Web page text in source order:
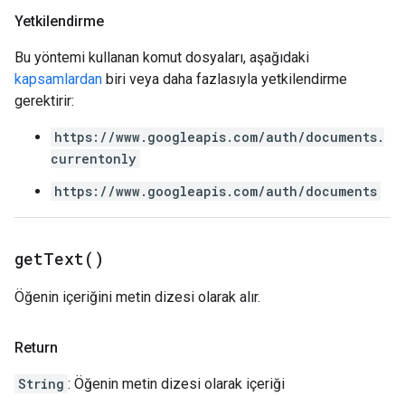
Yetkilendirme
Bu yöntemi kullanan komut dosyaları, aşağıdaki
kapsamlardan biri veya daha fazlasıyla yetkilendirme
gerektirir:
https://www.googleapis.com/auth/documents.
currentonly
https://www.googleapis.com/auth/documents
getText( )
Öğenin içeriğini metin dizesi olarak alır.
Return
String : Öğenin metin dizesi olarak içeriği